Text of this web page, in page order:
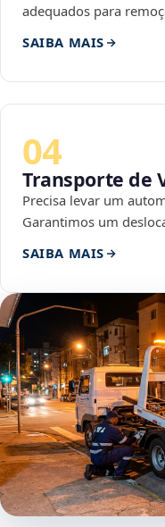
adequados para
SAIBA MAIS
04
Transporte de
Precisa levar um
Garantimos um
SAIBA MAIS